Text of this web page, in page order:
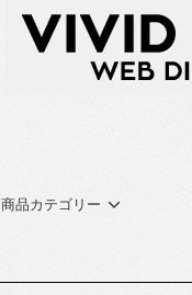
商品カテゴリー